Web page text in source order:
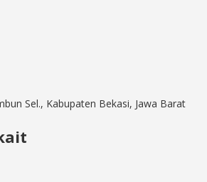
Sel., Kabupaten Bekasi, Jawa Barat